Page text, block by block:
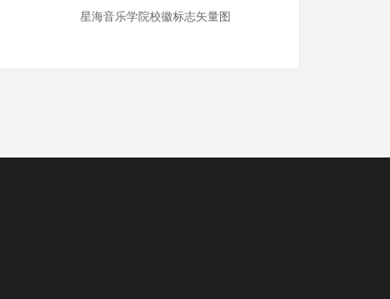
星海音乐学院校徽标志矢量图